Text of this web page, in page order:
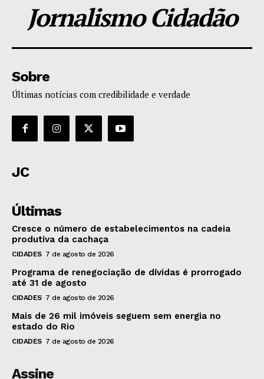
Jornalismo Cidadão
Sobre
Últimas notícias com credibilidade e verdade
JC
Últimas
Cresce o número de estabelecimentos na cadeia
produtiva da cachaça
CIDADES 7 de agosto de 2026
Programa de renegociação de dívidas é prorrogado
até 31 de agosto
CIDADES 7 de agosto de 2026
Mais de 26 mil imóveis seguem sem energia no
estado do Rio
CIDADES 7 de agosto de 2026
Assine